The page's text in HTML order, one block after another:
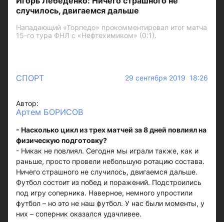
случилось, двигаемся дальше
Нападающий «Торпедо» прокомментировал итог матча
15-го тура ФНЛ с «Нефтехимиком» (0:1).
СПОРТ 29 сентября 2019 18:26
Автор:
Артем БОРИСОВ
- Насколько цикл из трех матчей за 8 дней повлиял на
физическую подготовку?
- Никак не повлиял. Сегодня мы играли также, как и
раньше, просто провели небольшую ротацию состава.
Ничего страшного не случилось, двигаемся дальше.
Футбол состоит из побед и поражений. Подстроились
под игру соперника. Наверное, немного упростили
футбол – но это не наш футбол. У нас были моменты, у
них – соперник оказался удачливее.